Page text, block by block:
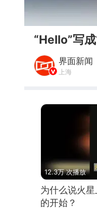
“Hello”写
界面新闻
上海
12.3万 次播放
为什么说火
的开始？